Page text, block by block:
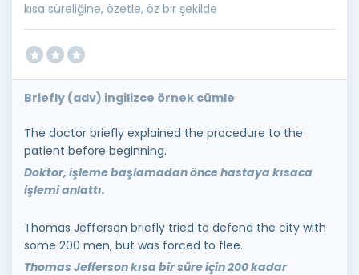
İngilizce Gramer
kısa süreliğine, özetle, öz bir şekilde
Briefly (adv) ingilizce örnek cümle
The doctor briefly explained the procedure to the
patient before beginning.
Doktor, işleme başlamadan önce hastaya kısaca
işlemi anlattı.
Thomas Jefferson briefly tried to defend the city with
some 200 men, but was forced to flee.
Thomas Jefferson kısa bir süre için 200 kadar